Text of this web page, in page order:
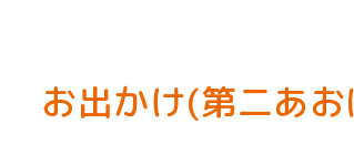
お出かけ(第二あ